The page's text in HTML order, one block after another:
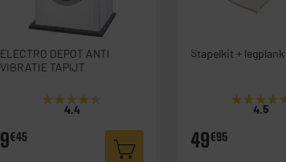
ELECTRO DEPOT ANTI-
VIBRATIE TAPIJT
★★★★★
★★★★★
4.4
9€45
Stapelkit + legplank
★★★★★
★★★★★
4.5
49€95